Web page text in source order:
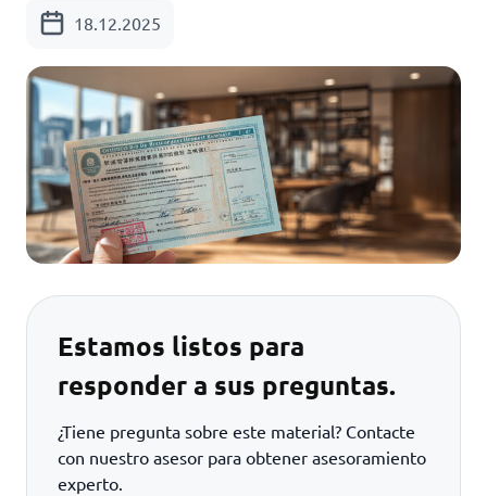
18.12.2025
Estamos listos para
responder a sus preguntas.
¿Tiene pregunta sobre este material? Contacte
con nuestro asesor para obtener asesoramiento
experto.